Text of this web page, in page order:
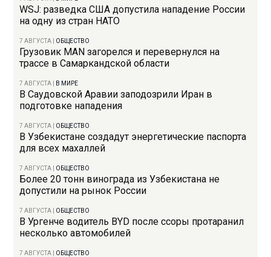
WSJ: разведка США допустила нападение России
на одну из стран НАТО
7 АВГУСТА ОБЩЕСТВО
Грузовик MAN загорелся и перевернулся на
трассе в Самаркандской области
7 АВГУСТА В МИРЕ
В Саудовской Аравии заподозрили Иран в
подготовке нападения
7 АВГУСТА ОБЩЕСТВО
В Узбекистане создадут энергетические паспорта
для всех махаллей
7 АВГУСТА ОБЩЕСТВО
Более 20 тонн винограда из Узбекистана не
допустили на рынок России
7 АВГУСТА ОБЩЕСТВО
В Ургенче водитель BYD после ссоры протаранил
несколько автомобилей
7 АВГУСТА ОБЩЕСТВО